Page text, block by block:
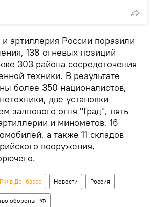
артиллерия России поразили
138 огневых позиций
303 района сосредоточения
техники. В результате
более 350 националистов,
две установки
залпового огня "Град", пять
и минометов, 16
а также 11 складов
вооружения,
в Донбассе Новости Россия
обороны РФ